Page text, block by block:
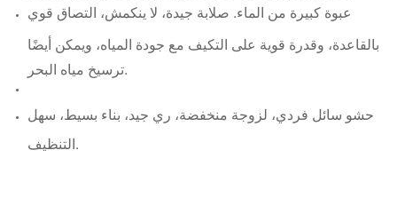
عبوة كبيرة من الماء. صلابة جيدة، لا ينكمش، التصاق قوي
بالقاعدة، وقدرة قوية على التكيف مع جودة المياه، ويمكن أيضًا
حشو سائل فردي، لزوجة منخفضة، ري جيد، بناء بسيط، سهل